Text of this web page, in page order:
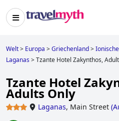
Welt> Europa >Griechenland>
Laganas>Tzante Hotel Zakynthos,
Tzante Hotel
Adults Only
Laganas, Main Street (